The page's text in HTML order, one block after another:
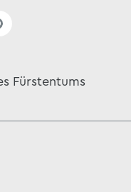
Fürstentums